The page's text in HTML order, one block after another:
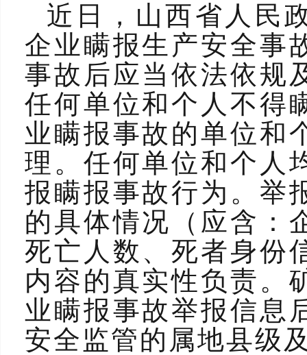
近日，山西省人民
企业瞒报生产安全事
事故后应当依法依规
任何单位和个人不得
业瞒报事故的单位和
理。任何单位和个人
报瞒报事故行为。举
的具体情况（应含：
死亡人数、死者身份
内容的真实性负责。
业瞒报事故举报信息
安全监管的属地县级